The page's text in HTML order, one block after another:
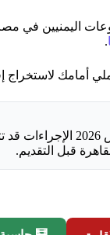
اليمنيين في
.
أمامك لاستخراج
المعلومات هنا تعكس
قبل التقديم.